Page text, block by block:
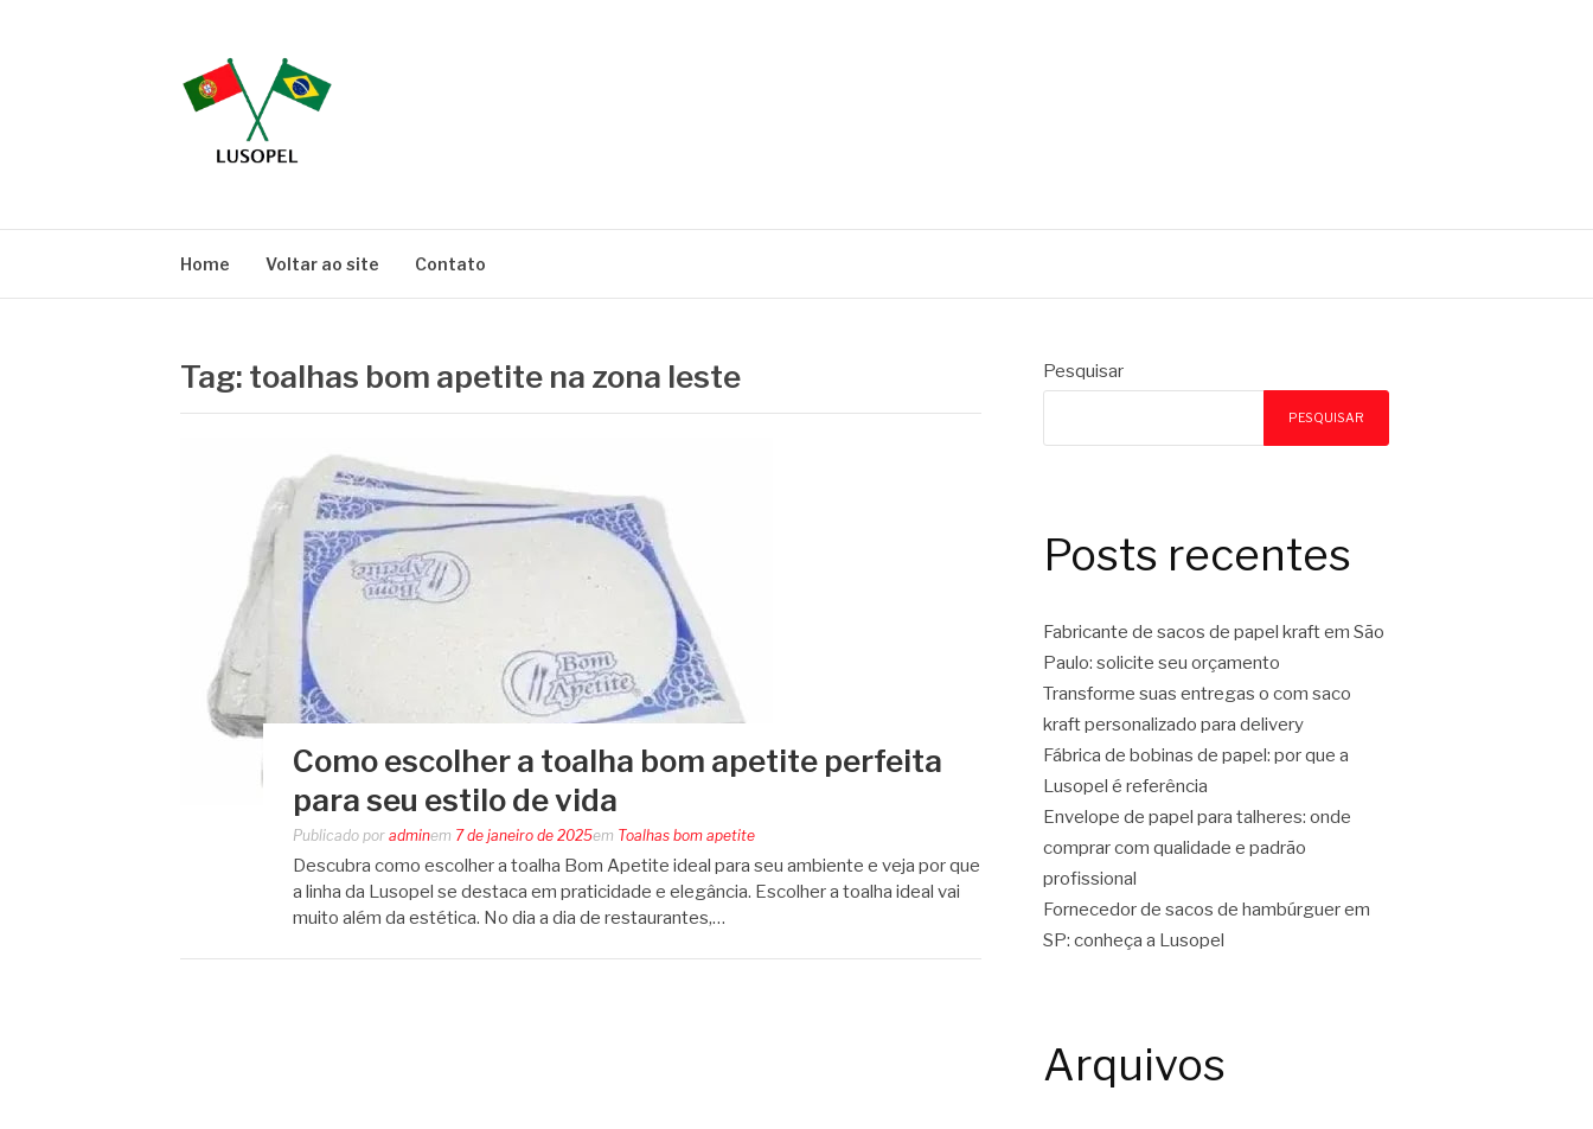
Home Voltar ao site Contato
Tag: toalhas bom apetite na zona leste
Como escolher a toalha bom apetite perfeita
para seu estilo de vida
Publicado por adminem 7 de janeiro de 2025em Toalhas bom apetite
Descubra como escolher a toalha Bom Apetite ideal para seu ambiente e veja por que
a linha da Lusopel se destaca em praticidade e elegância. Escolher a toalha ideal vai
muito além da estética. No dia a dia de restaurantes,…
Pesquisar
PESQUISAR
Posts recentes
Fabricante de sacos de papel kraft em São
Paulo: solicite seu orçamento
Transforme suas entregas o com saco
kraft personalizado para delivery
Fábrica de bobinas de papel: por que a
Lusopel é referência
Envelope de papel para talheres: onde
comprar com qualidade e padrão
profissional
Fornecedor de sacos de hambúrguer em
SP: conheça a Lusopel
Arquivos